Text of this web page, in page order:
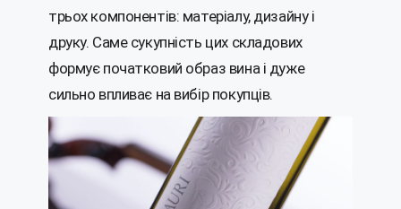
трьох компонентів: матеріалу, дизайну і
друку. Саме сукупність цих складових
формує початковий образ вина і дуже
сильно впливає на вибір покупців.